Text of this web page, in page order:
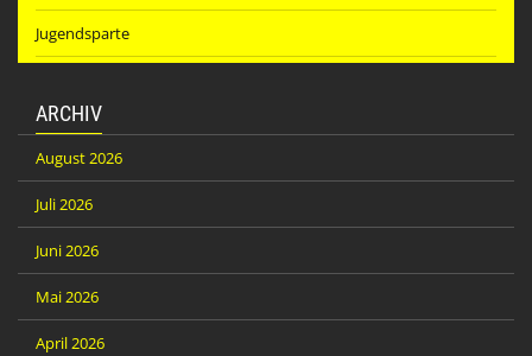
Jugendsparte
ARCHIV
August 2026
Juli 2026
Juni 2026
Mai 2026
April 2026